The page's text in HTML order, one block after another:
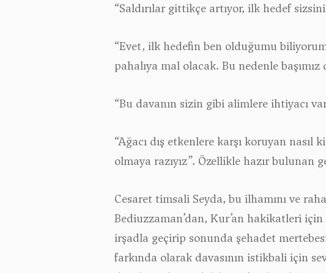
“Saldırılar gittikçe artıyor, ilk hedef
“Evet, ilk hedefin ben olduğumu
pahalıya mal olacak. Bu nedenle
“Bu davanın sizin gibi alimlere ihtiyacı
“Ağacı dış etkenlere karşı koruyan
olmaya razıyız”. Özellikle hazır bulunan
Cesaret timsali Seyda, bu ilhamını ve
Bediuzzaman’dan, Kur’an hakikatleri
irşadla geçirip sonunda şehadet
farkında olarak davasının istikbali için